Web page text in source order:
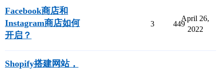
Facebook商店和
Instagram商店如何
开启？
3 449
April 26,
2022
Shopify搭建网站，